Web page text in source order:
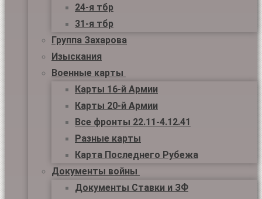
24-я тбр
31-я тбр
Группа Захарова
Изыскания
Военные карты
Карты 16-й Армии
Карты 20-й Армии
Все фронты 22.11-4.12.41
Разные карты
Карта Последнего Рубежа
Документы войны
Документы Ставки и ЗФ